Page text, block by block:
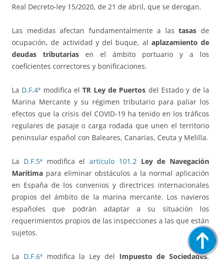
Real Decreto-ley 15/2020, de 21 de abril, que se derogan.
Las medidas afectan fundamentalmente a lastasas de
ocupación, de actividad y del buque, al aplazamiento de
deudas tributarias en el ámbito portuario y a los
coeficientes correctores y bonificaciones.
La D.F.4ª modifica elTR Ley de Puertos del Estado y de la
Marina Mercante y su régimen tributario para paliar los
efectos que la crisis del COVID-19 ha tenido en los tráficos
regulares de pasaje o carga rodada que unen el territorio
peninsular español con Baleares, Canarias, Ceuta y Melilla.
La D.F.5ªmodifica el artículo 101.2 Ley de Navegación
Marítima para eliminar obstáculos a la normal aplicación
en España de los convenios y directrices internacionales
propios del ámbito de la marina mercante. Los navieros
españoles que podrán adaptar a su situación los
requerimientos propios de las inspecciones a las que están
sujetos.
La D.F.6ªmodifica la Ley del Impuesto de Sociedades,